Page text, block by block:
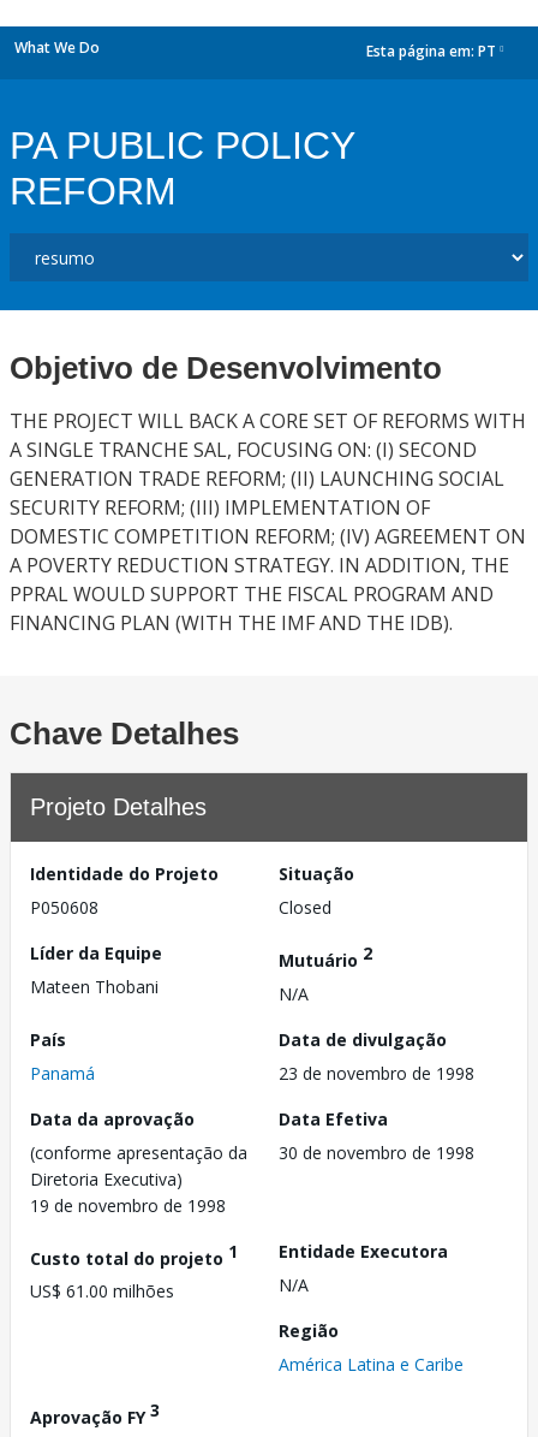
What We Do Esta página em: PT
PA PUBLIC POLICY
REFORM
Objetivo de Desenvolvimento
THE PROJECT WILL BACK A CORE SET OF REFORMS WITH
A SINGLE TRANCHE SAL, FOCUSING ON: (I) SECOND
GENERATION TRADE REFORM; (II) LAUNCHING SOCIAL
SECURITY REFORM; (III) IMPLEMENTATION OF
DOMESTIC COMPETITION REFORM; (IV) AGREEMENT ON
A POVERTY REDUCTION STRATEGY. IN ADDITION, THE
PPRAL WOULD SUPPORT THE FISCAL PROGRAM AND
FINANCING PLAN (WITH THE IMF AND THE IDB).
Chave Detalhes
Projeto Detalhes
Identidade do Projeto
P050608
Situação
Closed
Líder da Equipe
Mateen Thobani
Mutuário 2
N/A
País
Panamá
Data de divulgação
23 de novembro de 1998
Data da aprovação
(conforme apresentação da
Diretoria Executiva)
19 de novembro de 1998
Data Efetiva
30 de novembro de 1998
Custo total do projeto 1
US$ 61.00 milhões
Entidade Executora
N/A
Região
América Latina e Caribe
Aprovação FY3